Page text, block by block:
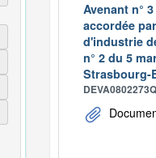
Avenant n°
accordée
d'industrie
n° 2 du 5
Strasbourg-
DEVA0802273Q